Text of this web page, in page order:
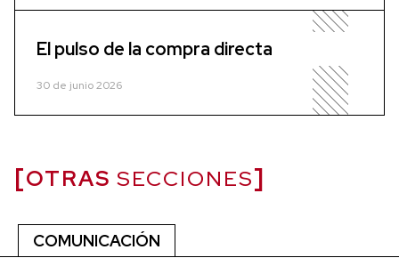
El pulso de la compra directa
30 de junio 2026
OTRAS SECCIONES
COMUNICACIÓN